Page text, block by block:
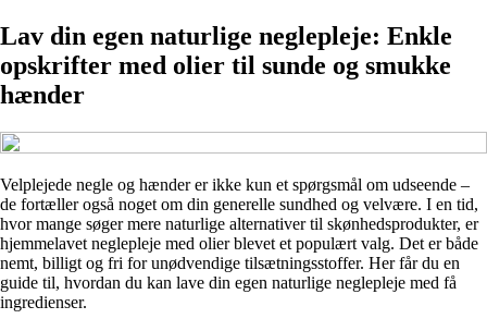
Lav din egen naturlige neglepleje: Enkle
opskrifter med olier til sunde og smukke
hænder
Velplejede negle og hænder er ikke kun et spørgsmål om udseende –
de fortæller også noget om din generelle sundhed og velvære. I en tid,
hvor mange søger mere naturlige alternativer til skønhedsprodukter, er
hjemmelavet neglepleje med olier blevet et populært valg. Det er både
nemt, billigt og fri for unødvendige tilsætningsstoffer. Her får du en
guide til, hvordan du kan lave din egen naturlige neglepleje med få
ingredienser.